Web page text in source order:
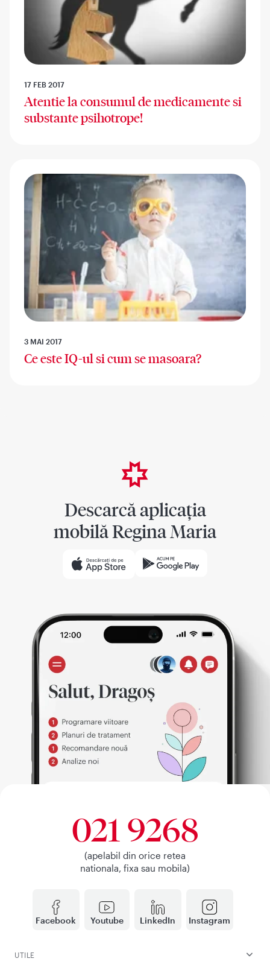
17 FEB 2017
Atentie la consumul de medicamente si
substante psihotrope!
3 MAI 2017
Ce este IQ-ul si cum se masoara?
Descarcă aplicația
mobilă Regina Maria
Facebook Youtube LinkedIn Instagram
021 9268
(apelabil din orice retea
nationala, fixa sau mobila)
UTILE